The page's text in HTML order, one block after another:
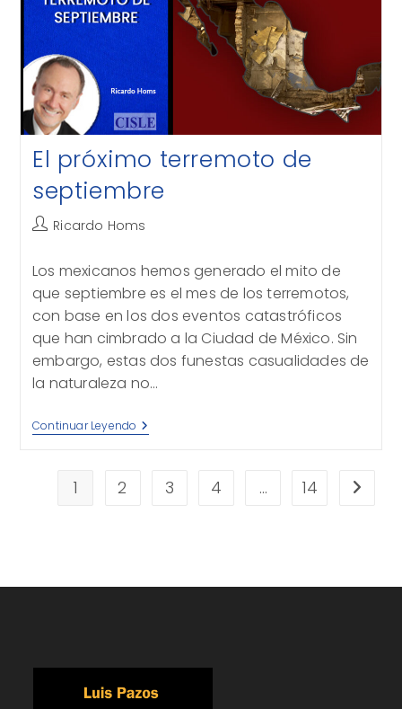
El próximo terremoto de
septiembre
Autor
la
entrada:
Ricardo Homs
Los mexicanos hemos generado el mito de
que septiembre es el mes de los terremotos,
con base en los dos eventos catastróficos
que han cimbrado a la Ciudad de México. Sin
embargo, estas dos funestas casualidades de
la naturaleza no…
Continuar Leyendo El
Próximo
Septiembre
1 2 3 4 … 14 Ir a la